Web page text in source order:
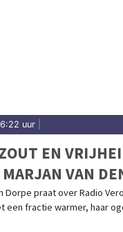
uur
EN
VAN
Dorpe praat over Radio
een fractie warmer, haar